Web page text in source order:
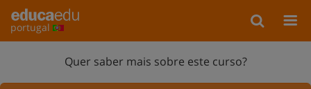
portugal
Quer saber mais sobre este curso?